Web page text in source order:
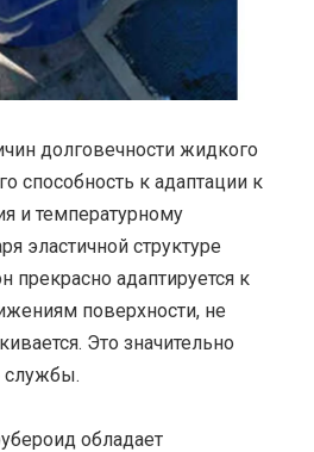
долговечности жидкого
способность к адаптации к
и температурному
эластичной структуре
прекрасно адаптируется к
поверхности, не
Это значительно
службы.
обладает